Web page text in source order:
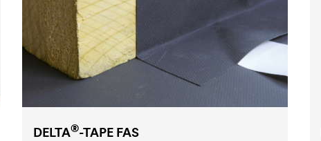
DELTA®-TAPE FAS